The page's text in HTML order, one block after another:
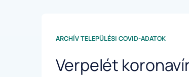
ARCHÍV TELEPÜLÉSI COVID-ADATOK
Verpelét